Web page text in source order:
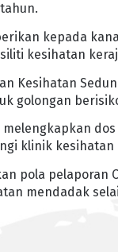
kepada
kesihatan
Kesihatan
golongan
melengkapkan
klinik kesihatan
pola pelaporan
mendadak